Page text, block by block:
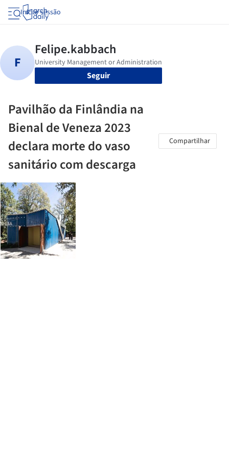
Iniciar sessão
Seguir
Pavilhão da Finlândia na
Bienal de Veneza 2023
declara morte do vaso
sanitário com descarga
Compartilhar